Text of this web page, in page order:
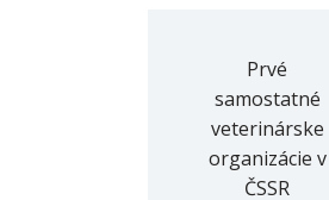
Prvé
samostatné
veterinárske
organizácie v
ČSSR